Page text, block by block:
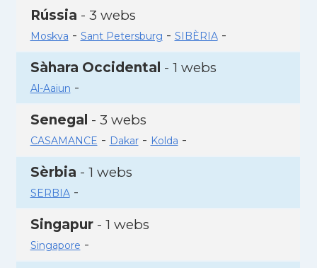
Rússia - 3 webs
Moskva - Sant Petersburg - SIBÈRIA-
Sàhara Occidental - 1 webs
Al-Aaiun -
Senegal - 3 webs
CASAMANCE - Dakar- Kolda -
Sèrbia - 1 webs
SERBIA-
Singapur- 1 webs
Singapore -